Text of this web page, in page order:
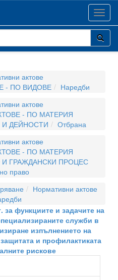
актове
- ПО ВИДОВЕ
Наредби
актове
- ПО МАТЕРИЯ
И ДЕЙНОСТИ
Отбрана
актове
- ПО МАТЕРИЯ
ГРАЖДАНСКИ ПРОЦЕС
право
Нормативни актове
функциите и задачите на
служби в
изпълнението на
и профилактиката
рискове